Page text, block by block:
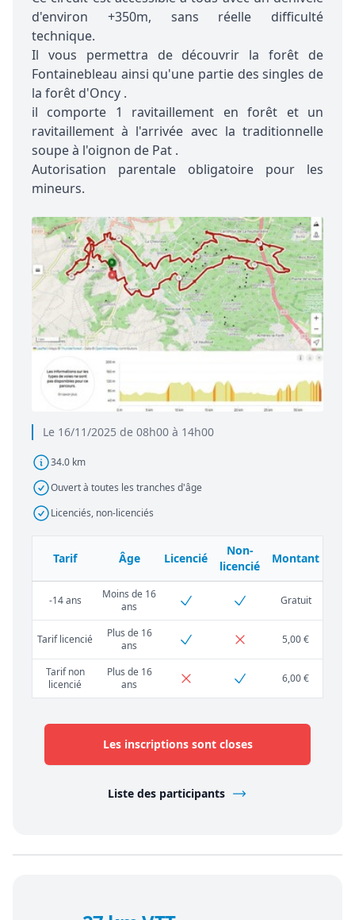
Le 16/11/2025 de 08h00 à 14h00
34.0 km
Ouvert à toutes les tranches d'âge
Licenciés, non-licenciés
d'environ +350m, sans réelle difficulté
technique.
Il vous permettra de découvrir la forêt de
Fontainebleau ainsi qu'une partie des singles de
la forêt d'Oncy .
il comporte 1 ravitaillement en forêt et un
ravitaillement à l'arrivée avec la traditionnelle
soupe à l'oignon de Pat .
Autorisation parentale obligatoire pour les
mineurs.
Tarif Âge Licencié
Non-
licencié
Montant
-14 ans
Moins de 16
ans
Gratuit
Tarif licencié
Plus de 16
ans
5,00 €
Tarif non
licencié
Plus de 16
ans
6,00 €
Les inscriptions sont closes
Liste des participants